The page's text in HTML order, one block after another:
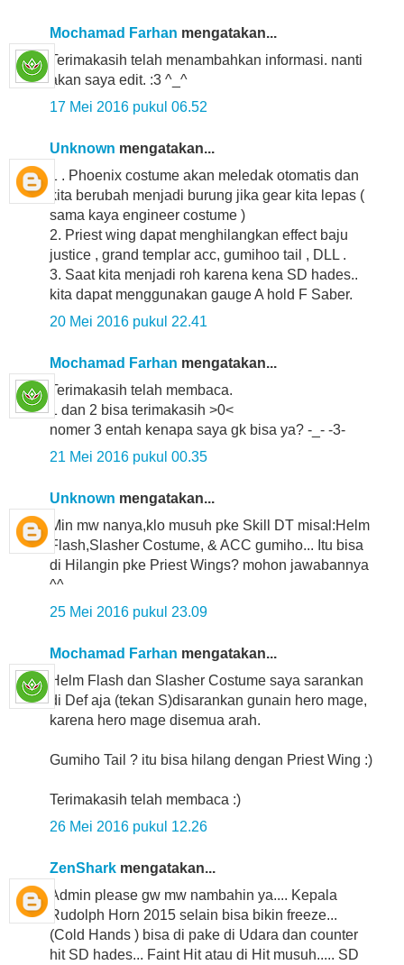
Mochamad Farhan mengatakan...
Terimakasih telah menambahkan informasi. nanti
akan saya edit. :3 ^_^
17 Mei 2016 pukul 06.52
Unknown mengatakan...
1 . Phoenix costume akan meledak otomatis dan
kita berubah menjadi burung jika gear kita lepas (
sama kaya engineer costume )
2. Priest wing dapat menghilangkan effect baju
justice , grand templar acc, gumihoo tail , DLL .
3. Saat kita menjadi roh karena kena SD hades..
kita dapat menggunakan gauge A hold F Saber.
20 Mei 2016 pukul 22.41
Mochamad Farhan mengatakan...
Terimakasih telah membaca.
1 dan 2 bisa terimakasih >0<
nomer 3 entah kenapa saya gk bisa ya? -_- -3-
21 Mei 2016 pukul 00.35
Unknown mengatakan...
Min mw nanya,klo musuh pke Skill DT misal:Helm
Flash,Slasher Costume, & ACC gumiho... Itu bisa
di Hilangin pke Priest Wings? mohon jawabannya
^^
25 Mei 2016 pukul 23.09
Mochamad Farhan mengatakan...
Helm Flash dan Slasher Costume saya sarankan
di Def aja (tekan S)disarankan gunain hero mage,
karena hero mage disemua arah.
Gumiho Tail ? itu bisa hilang dengan Priest Wing :)
Terimakasih telah membaca :)
26 Mei 2016 pukul 12.26
ZenShark mengatakan...
Admin please gw mw nambahin ya.... Kepala
Rudolph Horn 2015 selain bisa bikin freeze...
(Cold Hands ) bisa di pake di Udara dan counter
hit SD hades... Faint Hit atau di Hit musuh..... SD